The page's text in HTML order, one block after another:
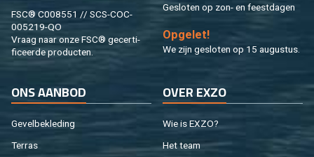
FSC® C008551 // SCS-COC-
005219-QO
Vraag naar onze FSC® ge­cer­ti­
fi­ceer­de pro­duc­ten.
Ge­slo­ten op zon- en feest­da­gen
Op­ge­let!
We zijn ge­slo­ten op 15 au­gus­tus.
ONS AAN­BOD
Ge­vel­be­kle­ding
Ter­ras
OVER EXZO
Wie is EXZO?
Het team